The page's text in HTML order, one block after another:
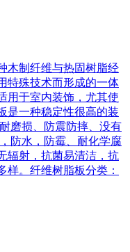
木制纤维与热固树脂经
特殊技术而形成的一体
用于室内装饰，尤其使
是一种稳定性很高的装
磨损、防震防摔、没有
防水，防霉、耐化学腐
辐射，抗菌易清洁，抗
样。纤维树脂板分类：